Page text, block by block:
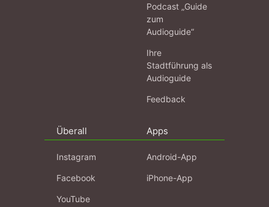
Podcast „Guide
zum
Audioguide“
Ihre
Stadtführung als
Audioguide
Feedback
Überall
Instagram
Facebook
YouTube
Apps
Android-App
iPhone-App